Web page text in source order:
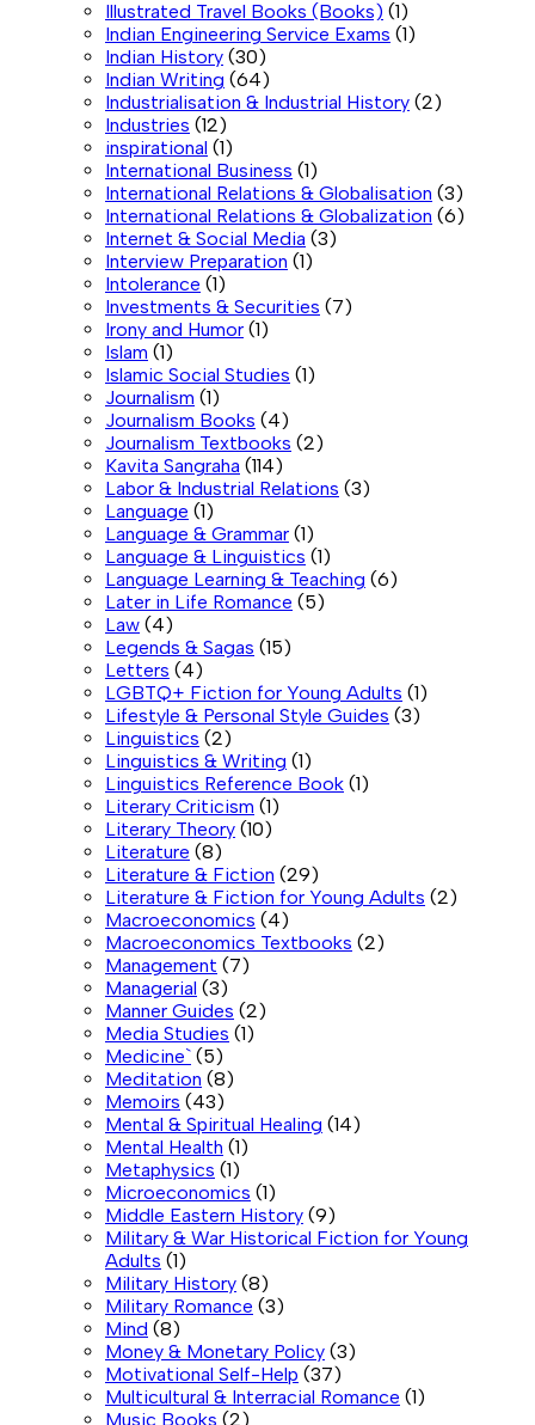
Illustrated Travel Books (Books) (1)
Indian Engineering Service Exams (1)
Indian History (30)
Indian Writing (64)
Industrialisation & Industrial History (2)
Industries (12)
inspirational (1)
International Business (1)
International Relations & Globalisation (3)
International Relations & Globalization (6)
Internet & Social Media (3)
Interview Preparation (1)
Intolerance (1)
Investments & Securities (7)
Irony and Humor (1)
Islam (1)
Islamic Social Studies (1)
Journalism (1)
Journalism Books (4)
Journalism Textbooks (2)
Kavita Sangraha (114)
Labor & Industrial Relations (3)
Language (1)
Language & Grammar (1)
Language & Linguistics (1)
Language Learning & Teaching (6)
Later in Life Romance (5)
Law (4)
Legends & Sagas (15)
Letters (4)
LGBTQ+ Fiction for Young Adults (1)
Lifestyle & Personal Style Guides (3)
Linguistics (2)
Linguistics & Writing (1)
Linguistics Reference Book (1)
Literary Criticism (1)
Literary Theory (10)
Literature (8)
Literature & Fiction (29)
Literature & Fiction for Young Adults (2)
Macroeconomics (4)
Macroeconomics Textbooks (2)
Management (7)
Managerial (3)
Manner Guides (2)
Media Studies (1)
Medicine` (5)
Meditation (8)
Memoirs (43)
Mental & Spiritual Healing (14)
Mental Health (1)
Metaphysics (1)
Microeconomics (1)
Middle Eastern History (9)
Military & War Historical Fiction for Young
Adults (1)
Military History (8)
Military Romance (3)
Mind (8)
Money & Monetary Policy (3)
Motivational Self-Help (37)
Multicultural & Interracial Romance (1)
Music Books (2)